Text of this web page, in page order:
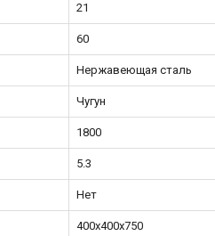
21
60
Нержавеющая сталь
Чугун
1800
5.3
Нет
400х400х750